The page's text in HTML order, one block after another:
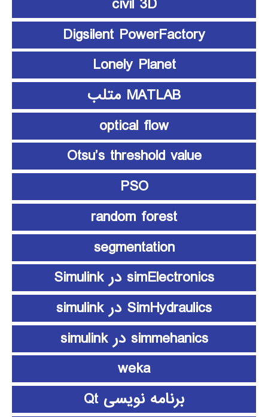
Digsilent PowerFactory
Lonely Planet
MATLAB متلب
optical flow
Otsu’s threshold value
PSO
random forest
segmentation
simElectronics در Simulink
SimHydraulics در simulink
simmehanics در simulink
weka
برنامه نویسی Qt